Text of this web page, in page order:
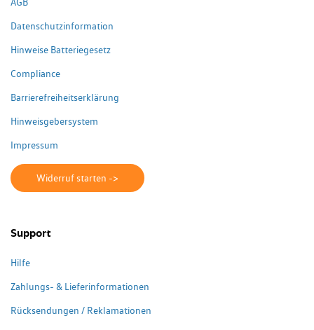
Datenschutzinformation
Hinweise Batteriegesetz
Compliance
Barrierefreiheitserklärung
Hinweisgebersystem
Impressum
Widerruf starten ->
Support
Hilfe
Zahlungs- & Lieferinformationen
Rücksendungen / Reklamationen